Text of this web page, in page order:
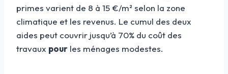
primes varient de 8 à 15 €/m² selon la zone
climatique et les revenus. Le cumul des deux
aides peut couvrir jusqu’à 70% du coût des
travaux pour les ménages modestes.